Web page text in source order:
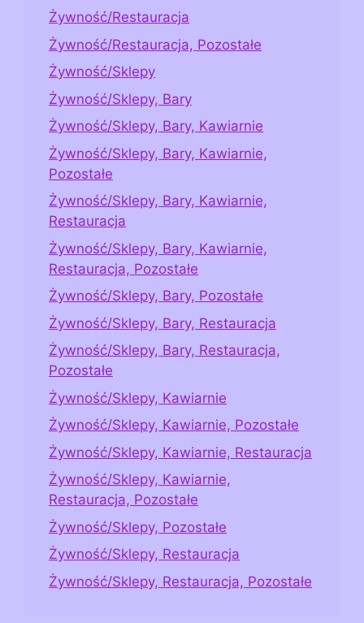
Żywność/Restauracja
Żywność/Restauracja, Pozostałe
Żywność/Sklepy
Żywność/Sklepy, Bary
Żywność/Sklepy, Bary, Kawiarnie
Żywność/Sklepy, Bary, Kawiarnie,
Pozostałe
Żywność/Sklepy, Bary, Kawiarnie,
Restauracja
Żywność/Sklepy, Bary, Kawiarnie,
Restauracja, Pozostałe
Żywność/Sklepy, Bary, Pozostałe
Żywność/Sklepy, Bary, Restauracja
Żywność/Sklepy, Bary, Restauracja,
Pozostałe
Żywność/Sklepy, Kawiarnie
Żywność/Sklepy, Kawiarnie, Pozostałe
Żywność/Sklepy, Kawiarnie, Restauracja
Żywność/Sklepy, Kawiarnie,
Restauracja, Pozostałe
Żywność/Sklepy, Pozostałe
Żywność/Sklepy, Restauracja
Żywność/Sklepy, Restauracja, Pozostałe